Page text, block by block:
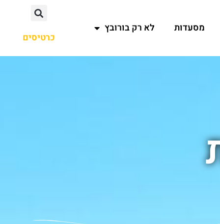
מסעדות לא רק בורובץ
כרטיסים